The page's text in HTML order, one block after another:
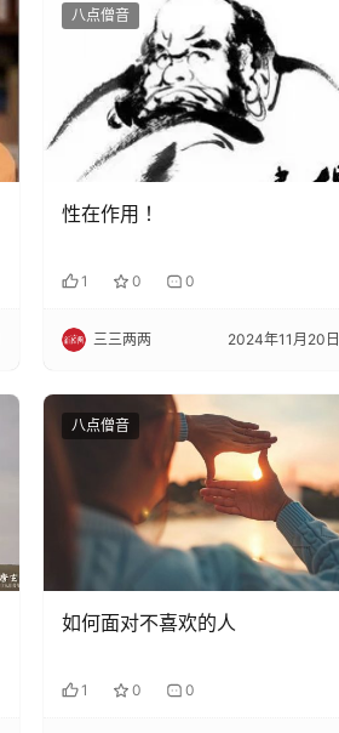
八点僧音
性在作用 ！
1 0 0
三三两两 2024年11月20日
八点僧音
如何面对不喜欢的人
1 0 0